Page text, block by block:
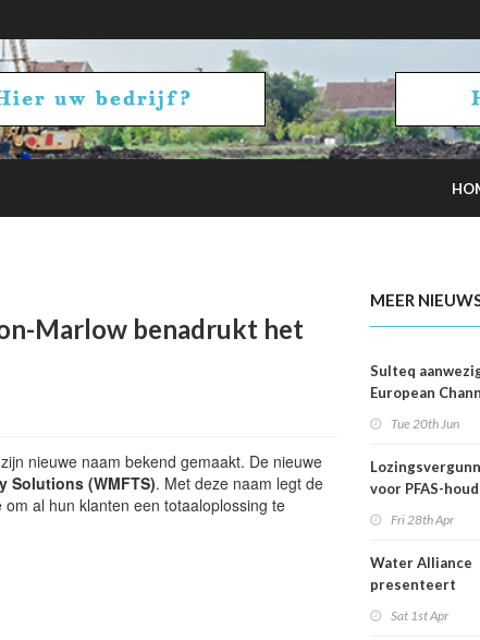
door ozon
Marlow benadrukt het
nieuwe naam bekend gemaakt. De nieuwe
Solutions (WMFTS). Met deze naam legt de
al hun klanten een totaaloplossing te
MEER
Sulteq
European
Radolfzell
Tue 20th Jun
voor PFAS-
Fri 28th Apr
Water Alliance
presenteert
circular water
Sat 1st Apr